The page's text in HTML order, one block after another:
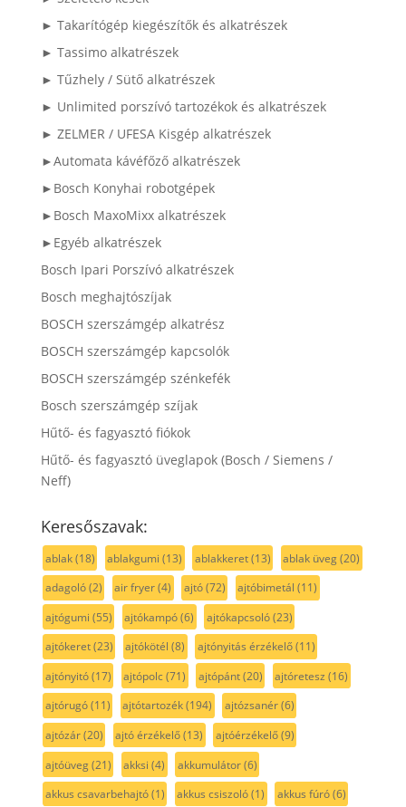
► Takarítógép kiegészítők és alkatrészek
► Tassimo alkatrészek
► Tűzhely / Sütő alkatrészek
► Unlimited porszívó tartozékok és alkatrészek
► ZELMER / UFESA Kisgép alkatrészek
►Automata kávéfőző alkatrészek
►Bosch Konyhai robotgépek
►Bosch MaxoMixx alkatrészek
►Egyéb alkatrészek
Bosch Ipari Porszívó alkatrészek
Bosch meghajtószíjak
BOSCH szerszámgép alkatrész
BOSCH szerszámgép kapcsolók
BOSCH szerszámgép szénkefék
Bosch szerszámgép szíjak
Hűtő- és fagyasztó fiókok
Hűtő- és fagyasztó üveglapok (Bosch / Siemens /
Neff)
Keresőszavak:
ablak(18) ablakgumi (13) ablakkeret(13) ablak üveg(20)
adagoló(2) air fryer(4) ajtó(72) ajtóbimetál (11)
ajtógumi (55) ajtókampó(6) ajtókapcsoló(23)
ajtókeret(23) ajtókötél (8) ajtónyitás érzékelő(11)
ajtónyitó(17) ajtópolc(71) ajtópánt(20) ajtóretesz (16)
ajtórugó(11) ajtótartozék(194) ajtózsanér(6)
ajtózár(20) ajtó érzékelő(13) ajtóérzékelő(9)
ajtóüveg(21) akksi (4) akkumulátor(6)
akkus csavarbehajtó(1) akkus csiszoló(1) akkus fúró(6)